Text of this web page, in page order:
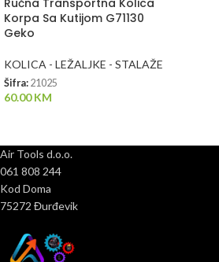
Ručna Transportna Kolica
Korpa Sa Kutijom G71130
Geko
KOLICA - LEŽALJKE - STALAŽE
Šifra: 21025
60.00KM
Air Tools d.o.o.
061 808 244
Kod Doma
75272 Đurđevik